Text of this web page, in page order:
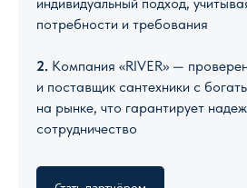
потребности и требования
2. Компания «RIVER» —
и поставщик сантехники с
на рынке, что гарантирует
сотрудничество